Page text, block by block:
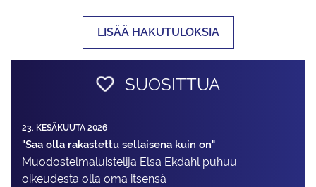
LISÄÄ HAKUTULOKSIA
SUOSITTUA
23. KESÄKUUTA 2026
"Saa olla rakastettu sellaisena kuin on"
Muodostelma­luistelija Elsa Ekdahl puhuu
oikeudesta olla oma itsensä